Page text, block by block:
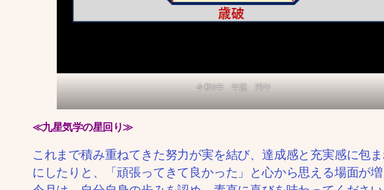
令和8年 年盤 丙午
≪九星気学の星回り≫
これまで積み重ねてきた努力が実を結び、達成感と充実感に包
にしたりと、「頑張ってきて良かった」と心から思える場面が増